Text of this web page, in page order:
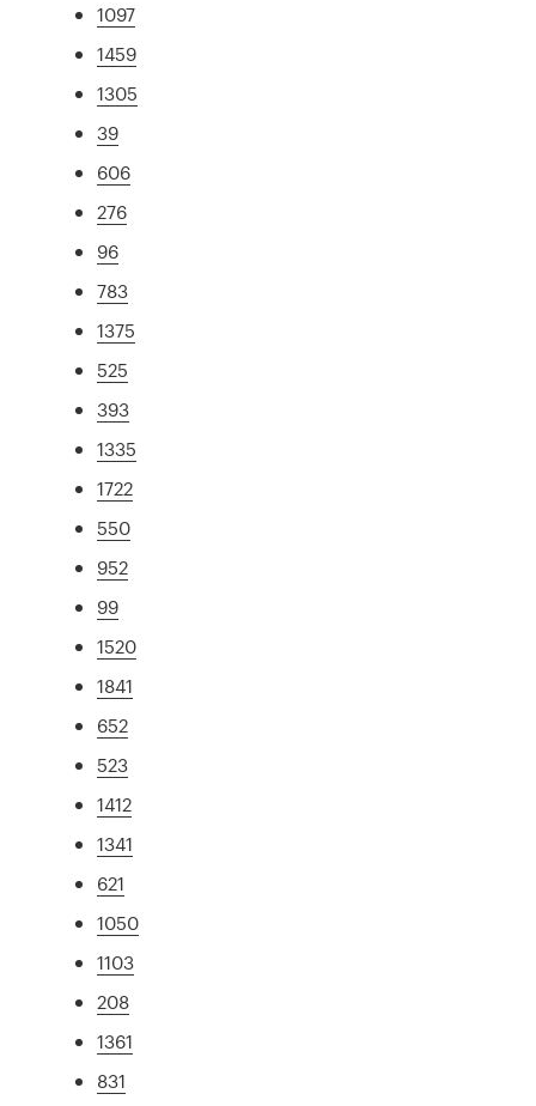
1097
1459
1305
39
606
276
96
783
1375
525
393
1335
1722
550
952
99
1520
1841
652
523
1412
1341
621
1050
1103
208
1361
831